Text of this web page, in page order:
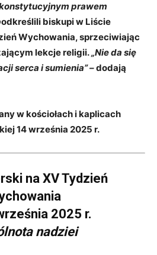
prawem
odkreślili biskupi w Liście
Wychowania, sprzeciwiając
lekcje religii.„Nie da się
serca i sumienia” –dodają
w kościołach i kaplicach
14 września 2025 r.
na XV Tydzień
2025 r.
nadziei